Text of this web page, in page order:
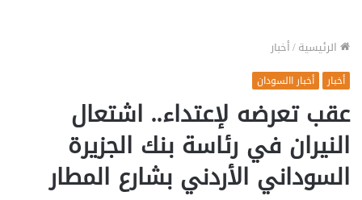
الرئيسية/أخبار
أخبار أخبار االسودان
عقب تعرضه لإعتداء.. اشتعال
النيران في رئاسة بنك الجزيرة
السوداني الأردني بشارع المطار